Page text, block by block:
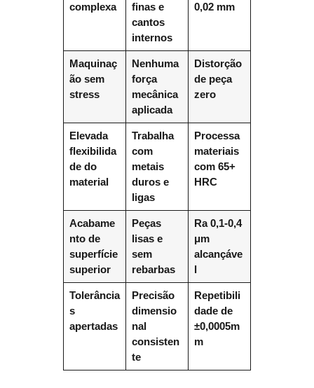
complexa
finas e
cantos
internos
0,02 mm
Maquinaç
ão sem
stress
Nenhuma
força
mecânica
aplicada
Distorção
de peça
zero
Elevada
flexibilida
de do
material
Trabalha
com
metais
duros e
ligas
Processa
materiais
com 65+
HRC
Acabame
nto de
superfície
superior
Peças
lisas e
sem
rebarbas
Ra 0,1-0,4
μm
alcançáve
l
Tolerância
s
apertadas
Precisão
dimensio
nal
consisten
te
Repetibili
dade de
±0,0005m
m